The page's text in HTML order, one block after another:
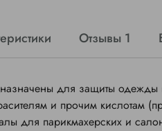
Отзывы 1
для защиты
и прочим кислотам
для парикмахерских и